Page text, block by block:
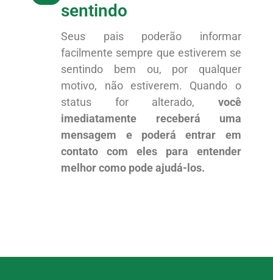
sentindo
Seus pais poderão informar
facilmente sempre que estiverem se
sentindo bem ou, por qualquer
motivo, não estiverem. Quando o
status for alterado, você
imediatamente receberá uma
mensagem e poderá entrar em
contato com eles para entender
melhor como pode ajudá-los.